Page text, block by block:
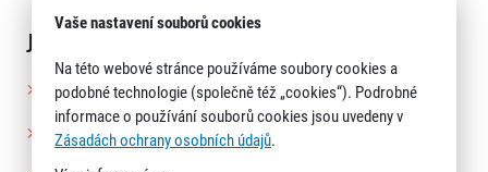
Jak si vedly jednotlivé závody?
Sportisimo 1/2Maraton Praha: 115 běžců, 28 750 Kč
Volkswagen Maraton Praha – 129 běžců, 32 250 Kč
Vaše nastavení souborů cookies
Na této webové stránce používáme soubory cookies a
podobné technologie (společně též „cookies“). Podrobné
informace o používání souborů cookies jsou uvedeny v
Zásadách ochrany osobních údajů.